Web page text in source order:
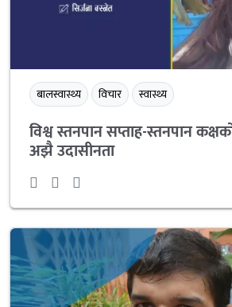
बालस्वास्थ्य विचार स्वास्थ्य
विश्व स्तनपान सप्ताह-स्तनपान
अझै उदासीनता